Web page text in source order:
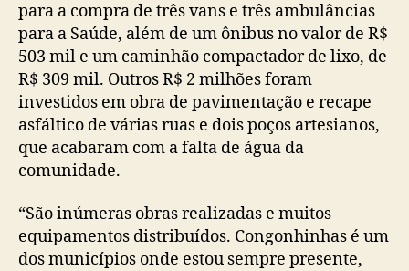
para a compra de três vans e três ambulâncias
para a Saúde, além de um ônibus no valor de R$
503 mil e um caminhão compactador de lixo, de
R$ 309 mil. Outros R$ 2 milhões foram
investidos em obra de pavimentação e recape
asfáltico de várias ruas e dois poços artesianos,
que acabaram com a falta de água da
comunidade.
“São inúmeras obras realizadas e muitos
equipamentos distribuídos. Congonhinhas é um
dos municípios onde estou sempre presente,